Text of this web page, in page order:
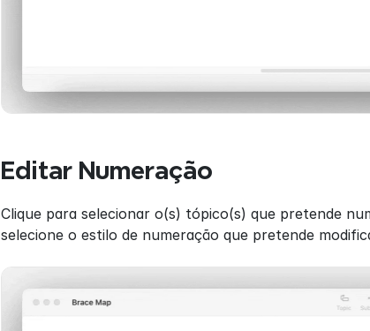
Editar Numeração
Clique para selecionar o(s) tópico(s) que pretende
selecione o estilo de numeração que pretende